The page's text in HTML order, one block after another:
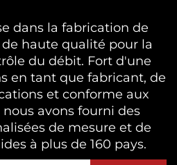
dans la fabrication de
haute qualité pour la
du débit. Fort d'une
en tant que fabricant, de
et conforme aux
nous avons fourni des
de mesure et de
à plus de 160 pays.